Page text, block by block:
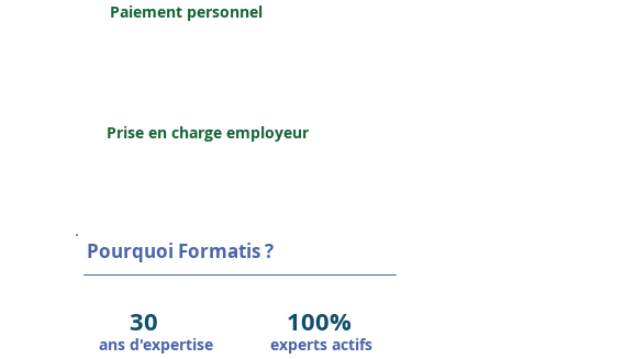
Paiement personnel
Prise en charge employeur
Pourquoi Formatis ?
30
ans d'expertise
100%
experts actifs